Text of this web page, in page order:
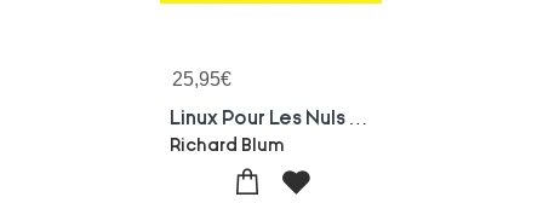
25,95€
Richard Blum